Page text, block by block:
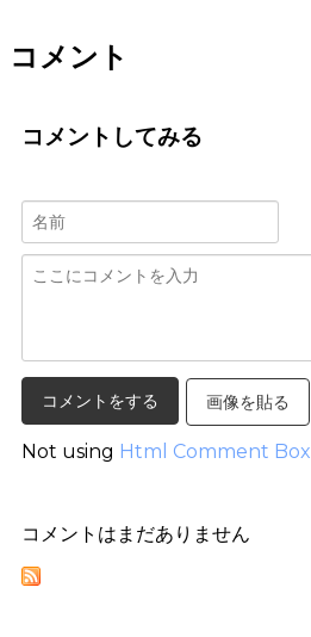
コメント
コメントしてみる
画像を貼る
Not using Html Comment Box
コメントはまだありません